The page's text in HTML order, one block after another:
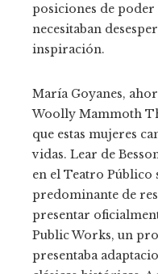
posiciones de poder
necesitaban
inspiración.
María Goyanes,
Woolly Mammoth
que estas mujeres
vidas. Lear de
en el Teatro
predominante de
presentar
Public Works, un
presentaba